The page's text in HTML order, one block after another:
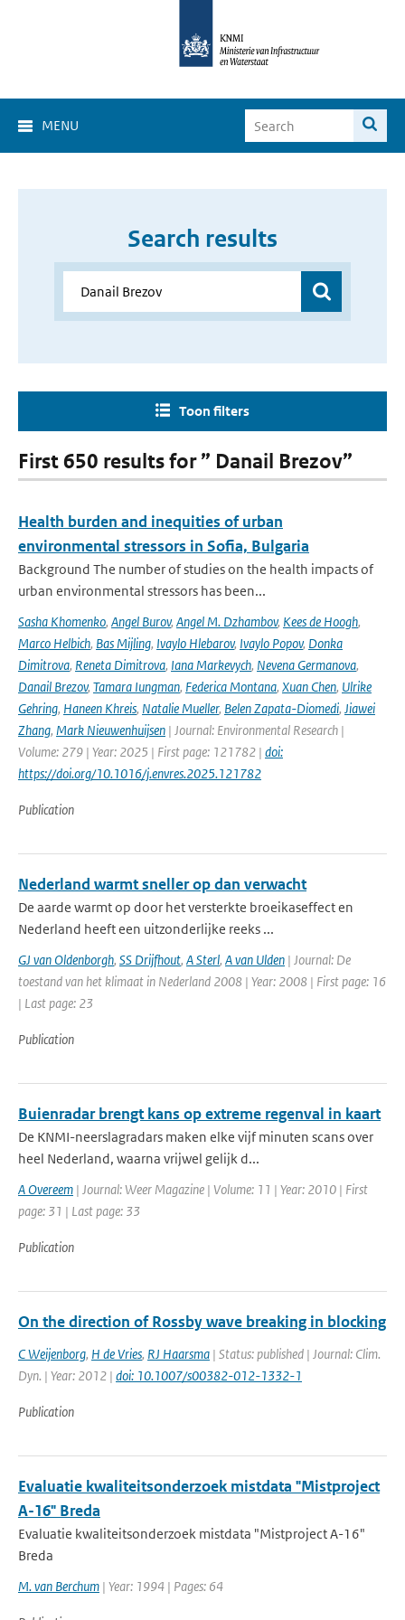
MENU
Search results
Toon filters
First 650 results for ” Danail Brezov”
Health burden and inequities of urban
environmental stressors in Sofia, Bulgaria
Background The number of studies on the health impacts of
urban environmental stressors has been...
Sasha Khomenko, Angel Burov, Angel M. Dzhambov, Kees de Hoogh,
Marco Helbich, Bas Mijling, Ivaylo Hlebarov, Ivaylo Popov, Donka
Dimitrova, Reneta Dimitrova, Iana Markevych, Nevena Germanova,
Danail Brezov, Tamara Iungman, Federica Montana, Xuan Chen, Ulrike
Gehring, Haneen Khreis, Natalie Mueller, Belen Zapata-Diomedi, Jiawei
Zhang, Mark Nieuwenhuijsen | Journal: Environmental Research |
Volume: 279 | Year: 2025 | First page: 121782 | doi:
https://doi.org/10.1016/j.envres.2025.121782
Publication
Nederland warmt sneller op dan verwacht
De aarde warmt op door het versterkte broeikaseffect en
Nederland heeft een uitzonderlijke reeks ...
GJ van Oldenborgh, SS Drijfhout, A Sterl, A van Ulden | Journal: De
toestand van het klimaat in Nederland 2008 | Year: 2008 | First page: 16
| Last page: 23
Publication
Buienradar brengt kans op extreme regenval in kaart
De KNMI-neerslagradars maken elke vijf minuten scans over
heel Nederland, waarna vrijwel gelijk d...
A Overeem | Journal: Weer Magazine | Volume: 11 | Year: 2010 | First
page: 31 | Last page: 33
Publication
On the direction of Rossby wave breaking in blocking
C Weijenborg, H de Vries, RJ Haarsma | Status: published | Journal: Clim.
Dyn. | Year: 2012 | doi: 10.1007/s00382-012-1332-1
Publication
Evaluatie kwaliteitsonderzoek mistdata "Mistproject
A-16" Breda
Evaluatie kwaliteitsonderzoek mistdata "Mistproject A-16"
Breda
M. van Berchum | Year: 1994 | Pages: 64